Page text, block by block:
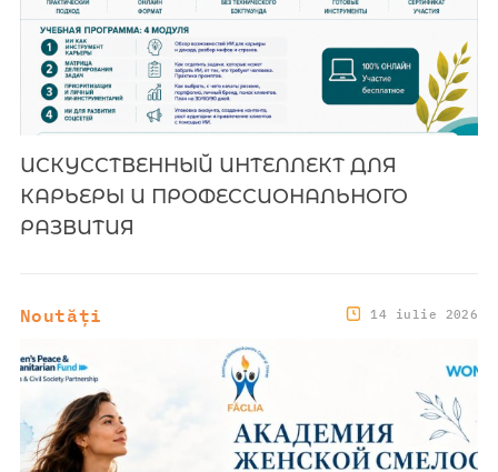
ИСКУССТВЕННЫЙ ИНТЕЛЛЕКТ ДЛЯ
КАРЬЕРЫ И ПРОФЕССИОНАЛЬНОГО
РАЗВИТИЯ
Noutăți 14 iulie 2026